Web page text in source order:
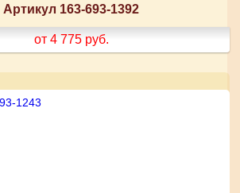
Артикул 163-693-1392
от 4 775 руб.